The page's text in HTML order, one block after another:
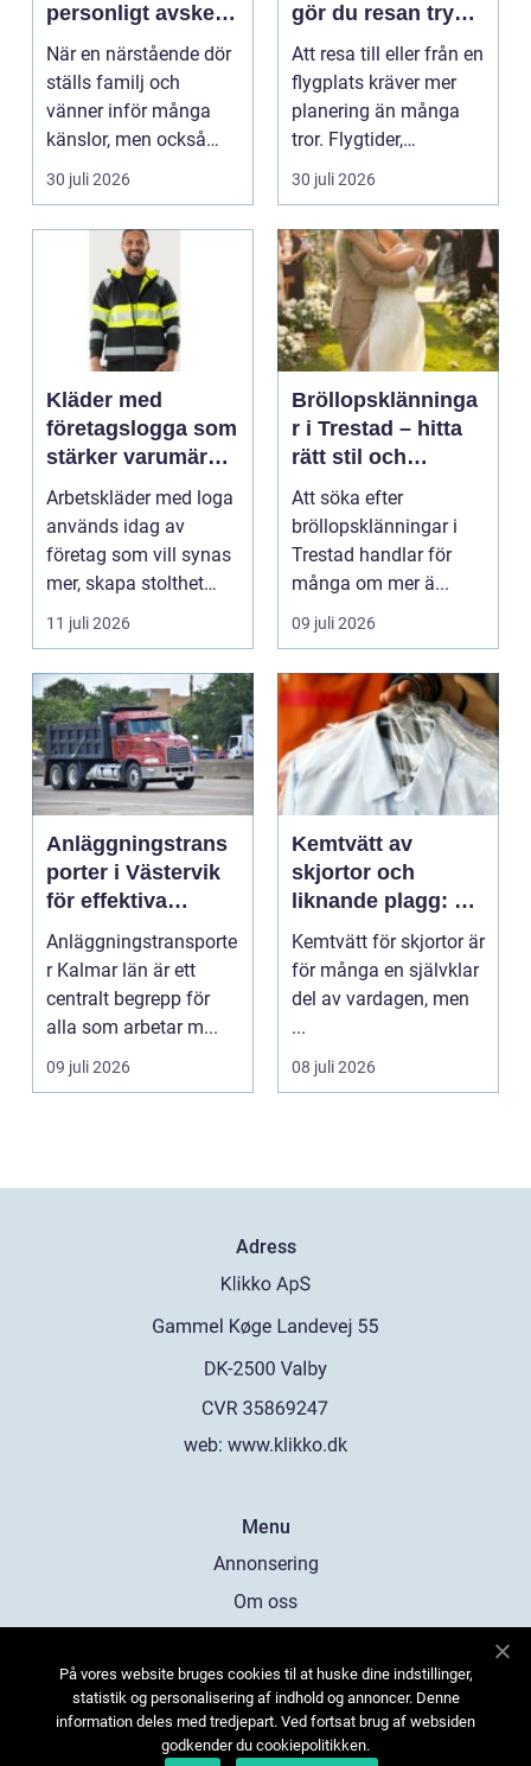
personligt avsked
formas
När en närstående dör
ställs familj och
vänner inför många
känslor, men också
praktiska beslut. En b...
30 juli 2026
gör du resan trygg
och smidig
Att resa till eller från en
flygplats kräver mer
planering än många
tror. Flygtider,
packning, säker...
30 juli 2026
Kläder med
företagslogga som
stärker varumärket
varje dag
Arbetskläder med loga
används idag av
företag som vill synas
mer, skapa stolthet
inte...
11 juli 2026
Bröllopsklänninga
r i Trestad – hitta
rätt stil och
passform inför den
stora dagen
Att söka efter
bröllopsklänningar i
Trestad handlar för
många om mer ä...
09 juli 2026
Anläggningstrans
porter i Västervik
för effektiva
byggprojekt
Anläggningstransporte
r Kalmar län är ett
centralt begrepp för
alla som arbetar m...
09 juli 2026
Kemtvätt av
skjortor och
liknande plagg: Så
fungerar
professionell
klädvård i
Kemtvätt för skjortor är
för många en självklar
del av vardagen, men
...
08 juli 2026
Adress
web: www.klikko.dk
Menu
Annonsering
Om oss
Kontakta oss
Sitemap
På vores website bruges cookies til at huske dine indstillinger,
statistik og personalisering af indhold og annoncer. Denne
information deles med tredjepart. Ved fortsat brug af websiden
godkender du cookiepolitikken.